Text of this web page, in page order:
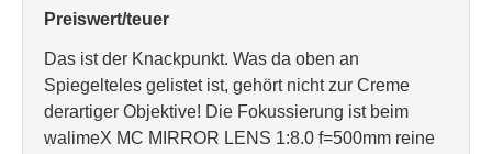
Preiswert/teuer
Das ist der Knackpunkt. Was da oben an
Spiegelteles gelistet ist, gehört nicht zur Creme
derartiger Objektive! Die Fokussierung ist beim
walimeX MC MIRROR LENS 1:8.0 f=500mm reine